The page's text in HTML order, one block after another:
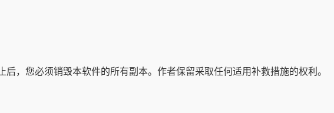
，您必须销毁本软件的所有副本。作者保留采取任何适用补救措施的权利。